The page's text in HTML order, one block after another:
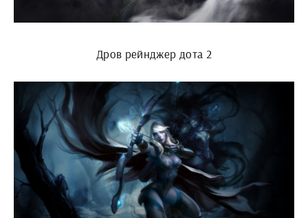
Дров рейнджер дота 2